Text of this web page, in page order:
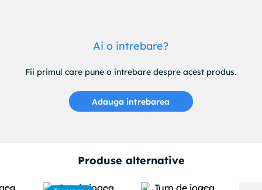
Ai o intrebare?
Fii primul care pune o intrebare despre acest produs.
Adauga intrebarea
Produse alternative